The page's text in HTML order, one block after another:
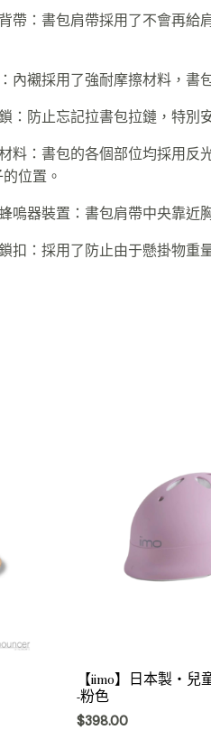
帶：書包肩帶採用了不會再給
內襯採用了強耐摩擦材料，書
：防止忘記拉書包拉鏈，特別
料：書包的各個部位均採用反
位置。
嗚器裝置：書包肩帶中央靠近
扣：採用了防止由于懸掛物重
【iimo】日本製・
-粉色
$398.00